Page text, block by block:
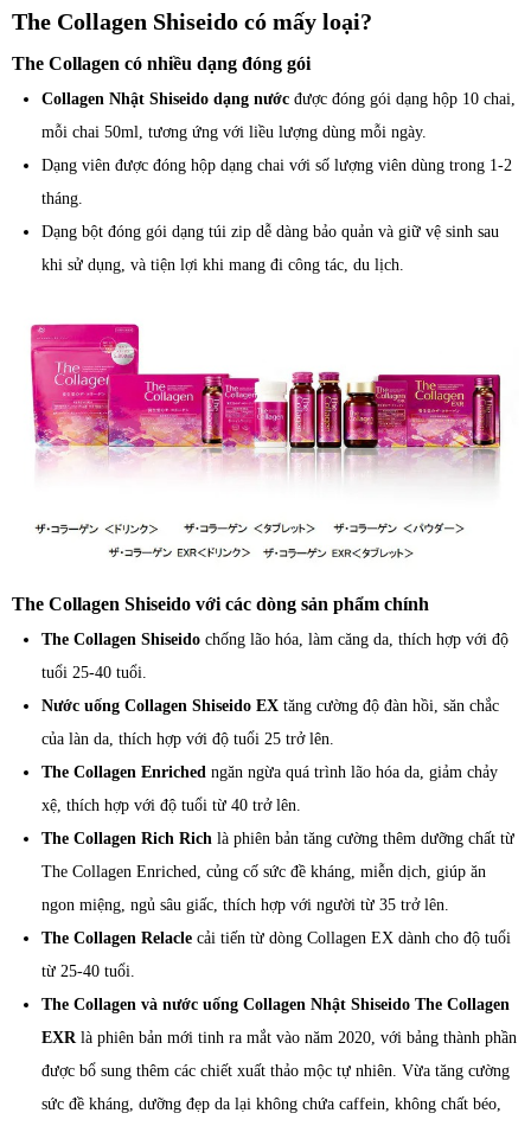
The Collagen Shiseido có mấy loại?
The Collagen có nhiều dạng đóng gói
Collagen Nhật Shiseido dạng nước được đóng gói dạng hộp 10 chai,
mỗi chai 50ml, tương ứng với liều lượng dùng mỗi ngày.
Dạng viên được đóng hộp dạng chai với số lượng viên dùng trong 1-2
tháng.
Dạng bột đóng gói dạng túi zip dễ dàng bảo quản và giữ vệ sinh sau
khi sử dụng, và tiện lợi khi mang đi công tác, du lịch.
The Collagen Shiseido với các dòng sản phẩm chính
The Collagen Shiseido chống lão hóa, làm căng da, thích hợp với độ
tuổi 25-40 tuổi.
Nước uống Collagen Shiseido EX tăng cường độ đàn hồi, săn chắc
của làn da, thích hợp với độ tuổi 25 trở lên.
The Collagen Enriched ngăn ngừa quá trình lão hóa da, giảm chảy
xệ, thích hợp với độ tuổi từ 40 trở lên.
The Collagen Rich Rich là phiên bản tăng cường thêm dưỡng chất từ
The Collagen Enriched, củng cố sức đề kháng, miễn dịch, giúp ăn
ngon miệng, ngủ sâu giấc, thích hợp với người từ 35 trở lên.
The Collagen Relacle cải tiến từ dòng Collagen EX dành cho độ tuổi
từ 25-40 tuổi.
The Collagen và nước uống Collagen Nhật Shiseido The Collagen
EXR là phiên bản mới tinh ra mắt vào năm 2020, với bảng thành phần
được bổ sung thêm các chiết xuất thảo mộc tự nhiên. Vừa tăng cường
sức đề kháng, dưỡng đẹp da lại không chứa caffein, không chất béo,